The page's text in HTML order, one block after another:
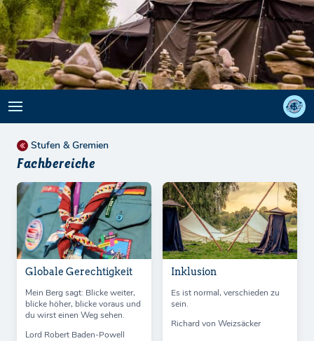
Stufen & Gremien
Fachbereiche
Globale Gerechtigkeit
Mein Berg sagt: Blicke weiter,
blicke höher, blicke voraus und
du wirst einen Weg sehen.
Lord Robert Baden-Powell
Inklusion
Es ist normal, verschieden zu
sein.
Richard von Weizsäcker